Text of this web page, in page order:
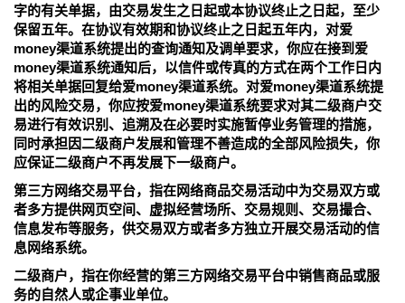
字的有关单据，由交易发生之日起或本协议终止之日起，至少
保留五年。在协议有效期和协议终止之日起五年内，对爱
money渠道系统提出的查询通知及调单要求，你应在接到爱
money渠道系统通知后，以信件或传真的方式在两个工作日内
将相关单据回复给爱money渠道系统。对爱money渠道系统提
出的风险交易，你应按爱money渠道系统要求对其二级商户交
易进行有效识别、追溯及在必要时实施暂停业务管理的措施，
同时承担因二级商户发展和管理不善造成的全部风险损失，你
应保证二级商户不再发展下一级商户。
第三方网络交易平台，指在网络商品交易活动中为交易双方或
者多方提供网页空间、虚拟经营场所、交易规则、交易撮合、
信息发布等服务，供交易双方或者多方独立开展交易活动的信
息网络系统。
二级商户，指在你经营的第三方网络交易平台中销售商品或服
务的自然人或企事业单位。